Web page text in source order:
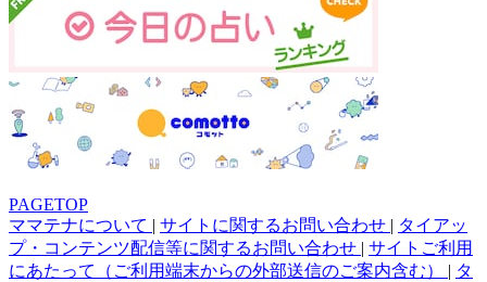
PAGETOP
ママテナについて | サイトに関するお問い合わせ | タイアッ
プ・コンテンツ配信等に関するお問い合わせ | サイトご利用
にあたって（ご利用端末からの外部送信のご案内含む） | タ